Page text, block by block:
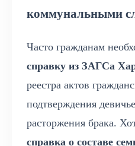
коммунальными
Часто гражданам
справку из ЗАГСа
реестра актов
подтверждения
расторжения брака.
справка о составе